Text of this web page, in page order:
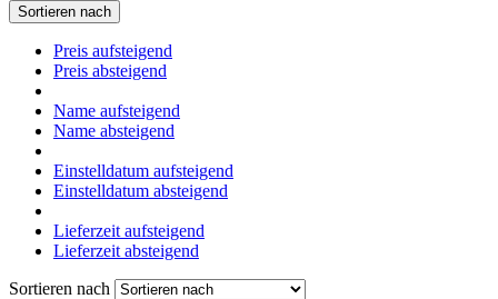
Sortieren nach
Preis aufsteigend
Preis absteigend
Name aufsteigend
Name absteigend
Einstelldatum aufsteigend
Einstelldatum absteigend
Lieferzeit aufsteigend
Lieferzeit absteigend
Sortieren nach